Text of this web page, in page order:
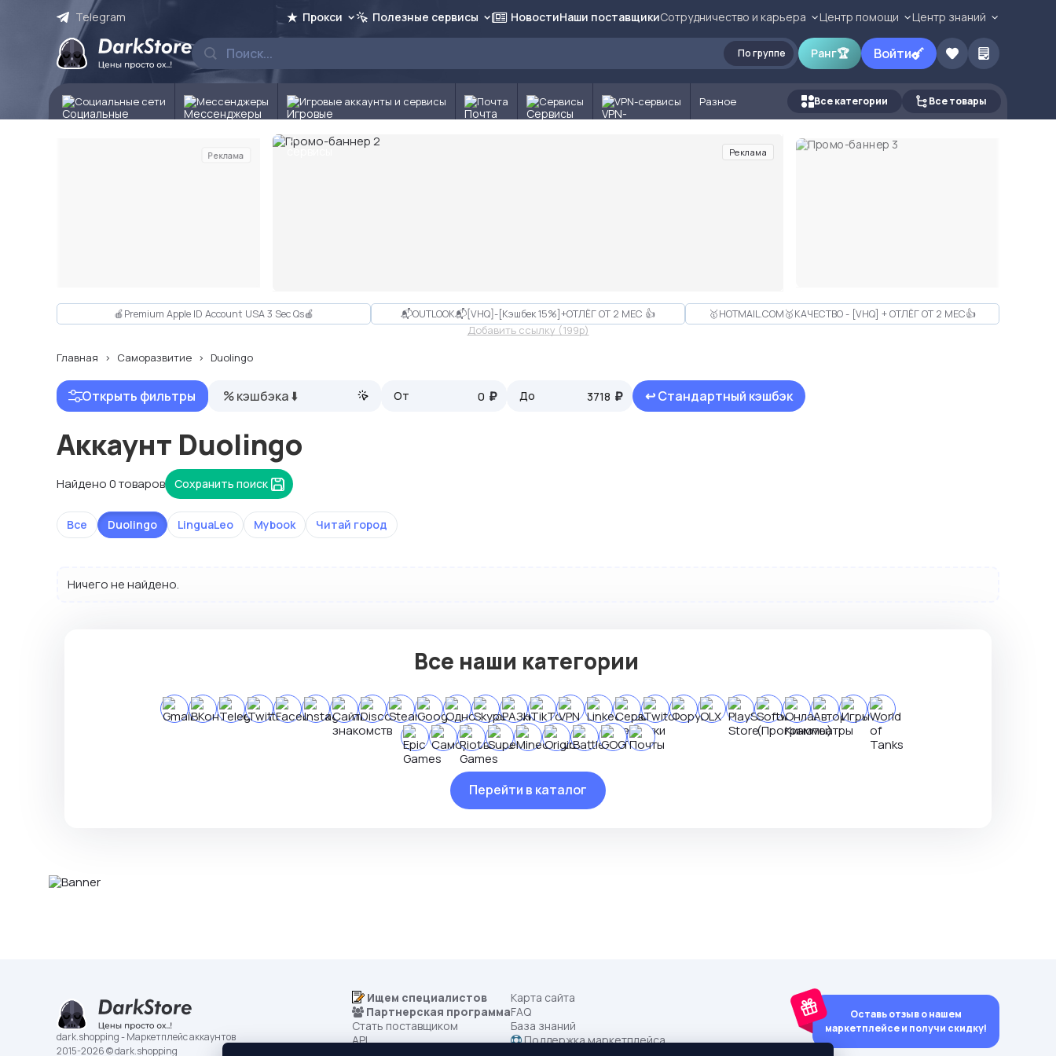
Telegram Прокси Полезные сервисы НовостиНаши поставщикиСотрудничество и карьера Центр помощи Центр знаний
По группе Ранг🏆 Войти
Социальные сети Мессенджеры Игровые аккаунты и сервисы Почта Сервисы VPN-сервисы Разное Все категории Все товары
Реклама Реклама
🍎Premium Apple ID Account USA 3 Sec Qs🍎 📬OUTLOOK📬[VHQ]-[Кэшбек 15%]+ОТЛЁГ ОТ 2 МЕС 👍 🥇HOTMAIL.COM🥇КАЧЕСТВО - [VHQ] + ОТЛЁГ ОТ 2 МЕС👍
Добавить ссылку (199p)
Главная
Саморазвитие Duolingo
Открыть фильтры % кэшбэка ⬇️ От ₽ До ₽ ↩ Стандартный кэшбэк
Аккаунт Duolingo
Найдено 0 товаров Сохранить поиск
Все Duolingo LinguaLeo Mybook Читай город
Ничего не найдено.
Все наши категории
Перейти в каталог
dark.shopping - Маркетплейс аккаунтов
2015-2026 © dark.shopping
Ищем специалистов
Партнерская программа
Стать поставщиком
API
Карта сайта
FAQ
База знаний
Поддержка маркетплейса
Оставь отзыв о нашем
маркетплейсе и получи скидку!